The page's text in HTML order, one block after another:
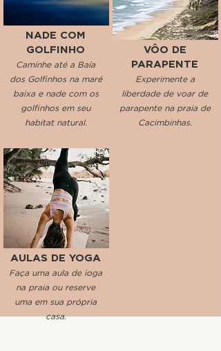
NADE COM
GOLFINHO
Caminhe até a Baía
dos Golfinhos na maré
baixa e nade com os
golfinhos em seu
habitat natural.
AULAS DE YOGA
Faça uma aula de ioga
na praia ou reserve
uma em sua própria
casa.
VÔO DE
PARAPENTE
Experimente a
liberdade de voar de
parapente na praia de
Cacimbinhas.